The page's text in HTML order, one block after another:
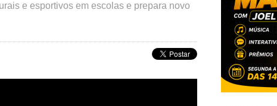
e esportivos em escolas e prepara novo